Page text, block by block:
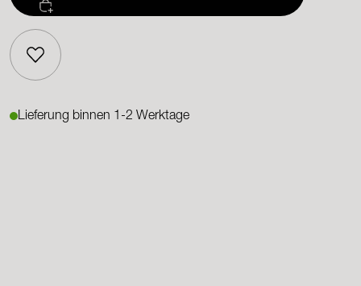
Lieferung binnen 1-2 Werktage